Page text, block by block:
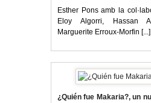
Esther Pons amb la
Eloy Algorri, Hassan
Marguerite Erroux-Morfin [...]
¿Quién fue Makaria?, un